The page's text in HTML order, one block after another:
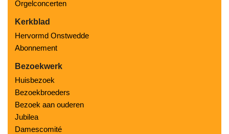
Orgelconcerten
Kerkblad
Hervormd Onstwedde
Abonnement
Bezoekwerk
Huisbezoek
Bezoekbroeders
Bezoek aan ouderen
Jubilea
Damescomité